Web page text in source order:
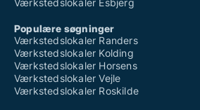
Værkstedslokaler Esbjerg
Populære søgninger
Værkstedslokaler Randers
Værkstedslokaler Kolding
Værkstedslokaler Horsens
Værkstedslokaler Vejle
Værkstedslokaler Roskilde